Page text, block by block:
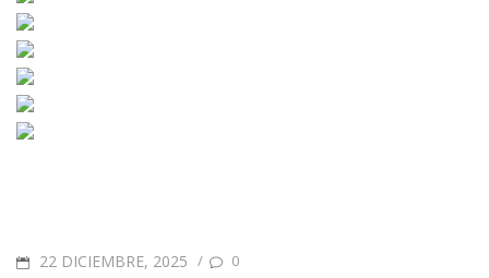
22 DICIEMBRE, 2025 / 0